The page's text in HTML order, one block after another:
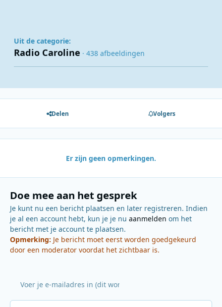
Uit de categorie:
Radio Caroline · 438 afbeeldingen
Delen Volgers
Er zijn geen opmerkingen.
Doe mee aan het gesprek
Je kunt nu een bericht plaatsen en later registreren. Indien
je al een account hebt, kun je je nu aanmelden om het
bericht met je account te plaatsen.
Opmerking: Je bericht moet eerst worden goedgekeurd
door een moderator voordat het zichtbaar is.